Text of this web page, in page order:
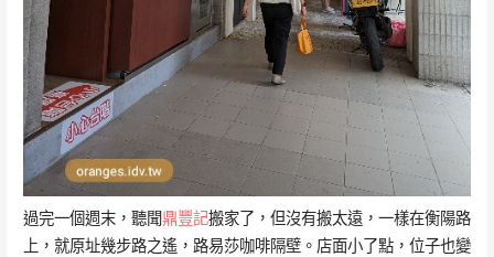
過完一個週末，聽聞鼎豐記搬家了，但沒有搬太遠，一樣在衡陽路
上，就原址幾步路之遙，路易莎咖啡隔壁。店面小了點，位子也變